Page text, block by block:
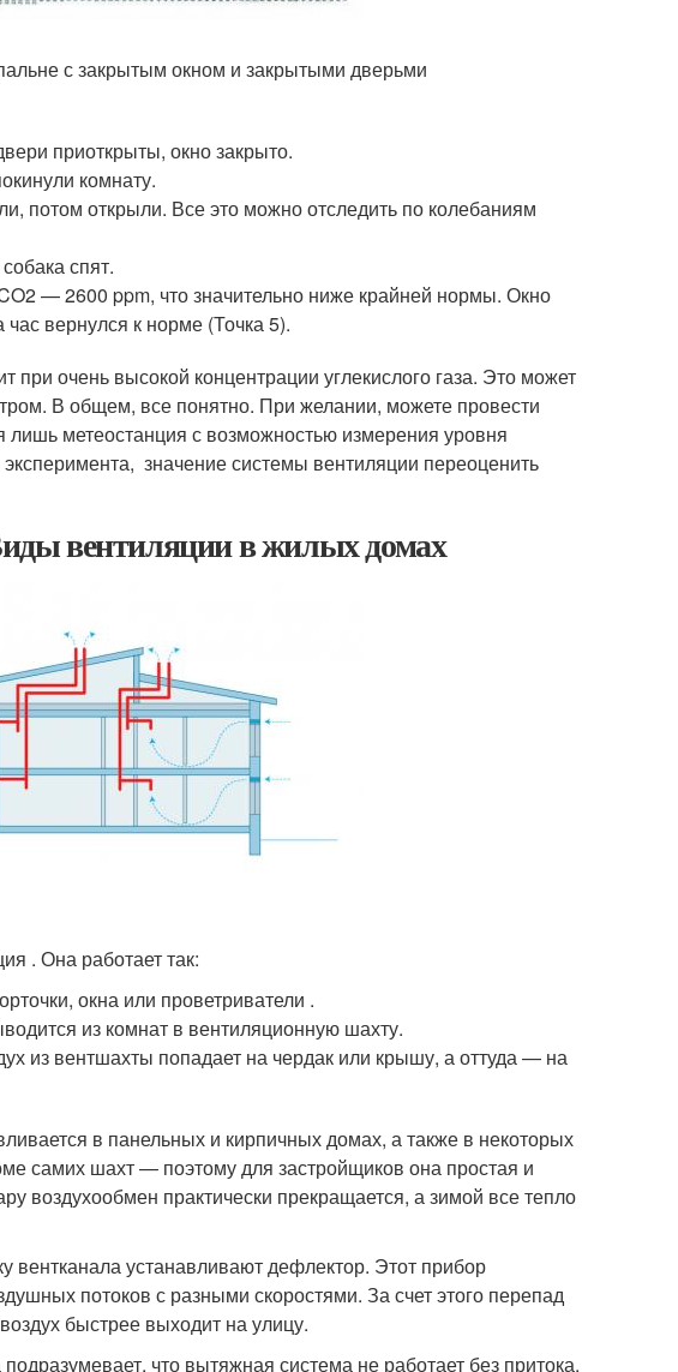
с закрытым окном и закрытыми дверьми
приоткрыты, окно закрыто.
комнату.
потом открыли. Все это можно отследить по колебаниям
спят.
— 2600 ppm, что значительно ниже крайней нормы. Окно
вернулся к норме (Точка 5).
при очень высокой концентрации углекислого газа. Это может
В общем, все понятно. При желании, можете провести
лишь метеостанция с возможностью измерения уровня
значение системы вентиляции переоценить
вентиляции в жилых домах
. Она работает так:
окна или проветриватели .
из комнат в вентиляционную шахту.
из вентшахты попадает на чердак или крышу, а оттуда — на
в панельных и кирпичных домах, а также в некоторых
самих шахт — поэтому для застройщиков она простая и
воздухообмен практически прекращается, а зимой все тепло
вентканала устанавливают дефлектор. Этот прибор
потоков с разными скоростями. За счет этого перепад
быстрее выходит на улицу.
что вытяжная система не работает без притока.